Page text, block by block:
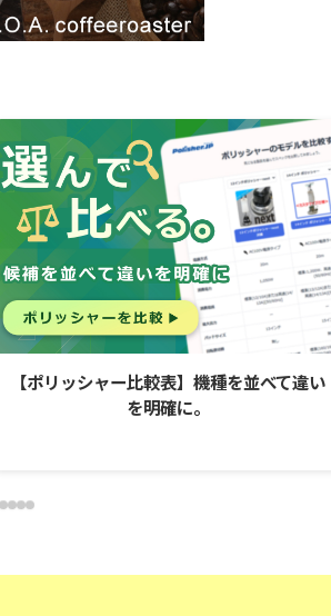
【ポリッシャー比較表】機種を並べて違い
を明確に。